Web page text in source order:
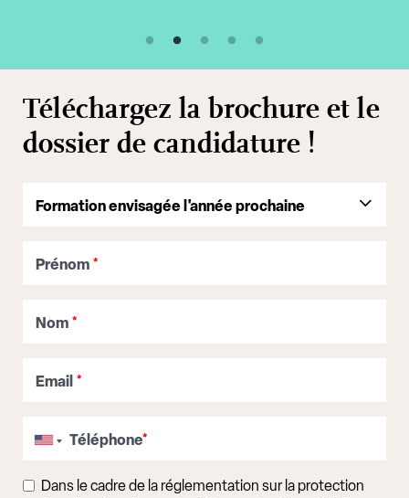
Téléchargez la brochure et le
dossier de candidature !
Prénom *
Nom *
Email *
Téléphone*
Dans le cadre de la réglementation sur la protection